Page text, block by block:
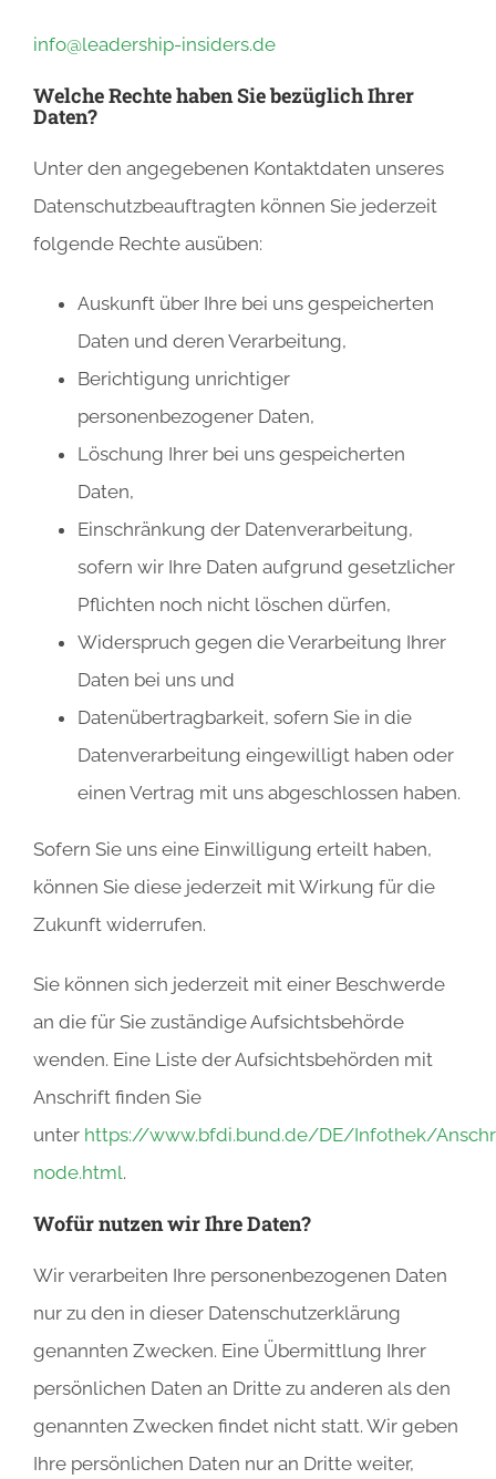
info@leadership-insiders.de
Welche Rechte haben Sie bezüglich Ihrer
Daten?
Unter den angegebenen Kontaktdaten unseres
Datenschutzbeauftragten können Sie jederzeit
folgende Rechte ausüben:
Auskunft über Ihre bei uns gespeicherten
Daten und deren Verarbeitung,
Berichtigung unrichtiger
personenbezogener Daten,
Löschung Ihrer bei uns gespeicherten
Daten,
Einschränkung der Datenverarbeitung,
sofern wir Ihre Daten aufgrund gesetzlicher
Pflichten noch nicht löschen dürfen,
Widerspruch gegen die Verarbeitung Ihrer
Daten bei uns und
Datenübertragbarkeit, sofern Sie in die
Datenverarbeitung eingewilligt haben oder
einen Vertrag mit uns abgeschlossen haben.
Sofern Sie uns eine Einwilligung erteilt haben,
können Sie diese jederzeit mit Wirkung für die
Zukunft widerrufen.
Sie können sich jederzeit mit einer Beschwerde
an die für Sie zuständige Aufsichtsbehörde
wenden. Eine Liste der Aufsichtsbehörden mit
Anschrift finden Sie
unter https://www.bfdi.bund.de/DE/Infothek/
node.html.
Wofür nutzen wir Ihre Daten?
Wir verarbeiten Ihre personenbezogenen Daten
nur zu den in dieser Datenschutzerklärung
genannten Zwecken. Eine Übermittlung Ihrer
persönlichen Daten an Dritte zu anderen als den
genannten Zwecken findet nicht statt. Wir geben
Ihre persönlichen Daten nur an Dritte weiter,